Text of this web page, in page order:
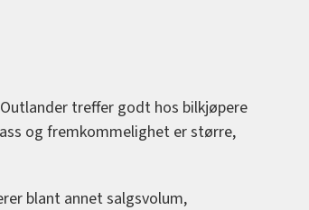
treffer godt hos bilkjøpere
og fremkommelighet er større,
blant annet salgsvolum,